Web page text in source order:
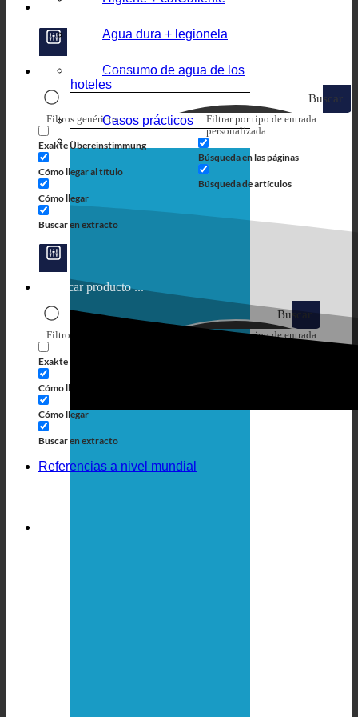
Buscar
en
Filtros genéricos
Exakte Übereinstimmung
Cómo llegar al título
Cómo llegar
Buscar en extracto
Filtrar por tipo de entrada
personalizada
Búsqueda en las páginas
Búsqueda de artículos
Buscar
en
Filtros genéricos
Exakte Übereinstimmung
Cómo llegar al título
Cómo llegar
Buscar en extracto
Filtrar por tipo de entrada
Referencias a nivel mundial
Agua dura + legionela
Consumo de agua de los
hoteles
Casos prácticos